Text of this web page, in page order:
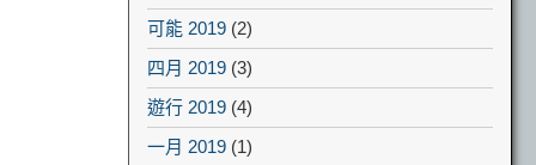
可能 2019 (2)
四月 2019 (3)
遊行 2019 (4)
一月 2019 (1)